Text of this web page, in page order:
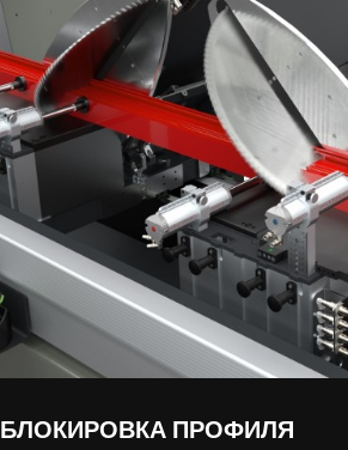
БЛОКИРОВКА ПРОФИЛЯ